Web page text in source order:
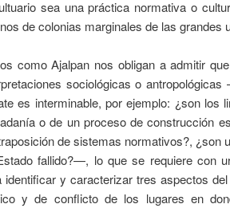
sea una práctica normativa o
de colonias marginales de las grandes
como Ajalpan nos obligan a admitir
sociológicas o
es interminable, por ejemplo: ¿son los
o de un proceso de construcción
de sistemas normativos?, ¿son
fallido?—, lo que se requiere con
identificar y caracterizar tres aspectos
y de conflicto de los lugares en